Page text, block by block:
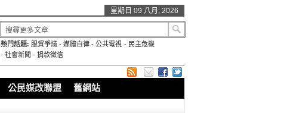
星期日 09 八月, 2026
熱門話題: 服貿爭議 -媒體自律 -公共電視 - 民主危機
- 社會新聞 - 捐款徵信
公民媒改聯盟 舊網站